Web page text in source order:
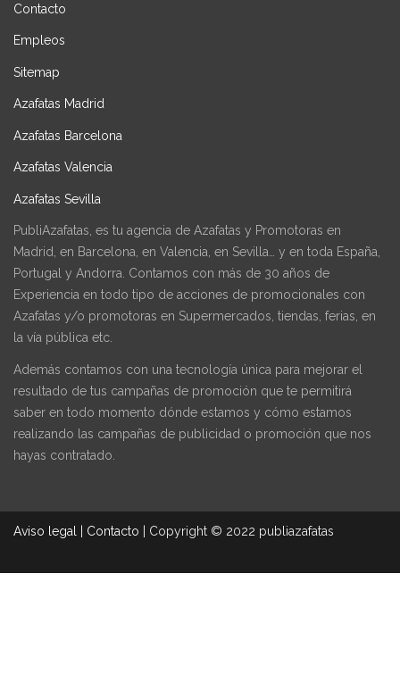
Contacto
Empleos
Sitemap
Azafatas Madrid
Azafatas Barcelona
Azafatas Valencia
Azafatas Sevilla
PubliAzafatas, es tu agencia de Azafatas y Promotoras en
Madrid, en Barcelona, en Valencia, en Sevilla… y en toda España,
Portugal y Andorra. Contamos con más de 30 años de
Experiencia en todo tipo de acciones de promocionales con
Azafatas y/o promotoras en Supermercados, tiendas, ferias, en
la vía pública etc.
Además contamos con una tecnología única para mejorar el
resultado de tus campañas de promoción que te permitirá
saber en todo momento dónde estamos y cómo estamos
realizando las campañas de publicidad o promoción que nos
hayas contratado.
Aviso legal Contacto Copyright © 2022 publiazafatas